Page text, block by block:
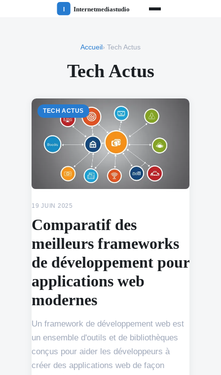
Accueil › Tech Actus
Tech Actus
TECH ACTUS
19 JUIN 2025
Comparatif des
meilleurs frameworks
de développement pour
applications web
modernes
Un framework de développement web est
un ensemble d'outils et de bibliothèques
conçus pour aider les développeurs à
créer des applications web de façon